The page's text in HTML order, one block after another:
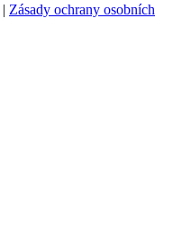
| Zásady ochrany osobních